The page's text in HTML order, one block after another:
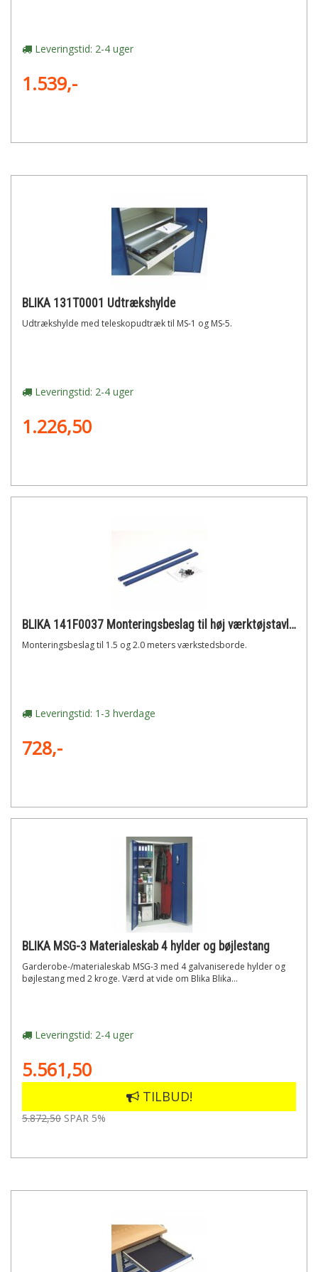
Leveringstid: 2-4 uger
1.539,-
BLIKA 131T0001 Udtrækshylde
Udtrækshylde med teleskopudtræk til MS-1 og MS-5.
Leveringstid: 2-4 uger
1.226,50
BLIKA 141F0037 Monteringsbeslag til høj værktøjstavle 940mm
Monteringsbeslag til 1.5 og 2.0 meters værkstedsborde.
Leveringstid: 1-3 hverdage
728,-
BLIKA MSG-3 Materialeskab 4 hylder og bøjlestang
Garderobe-/materialeskab MSG-3 med 4 galvaniserede hylder og
bøjlestang med 2 kroge. Værd at vide om Blika Blika...
Leveringstid: 2-4 uger
5.561,50
TILBUD!
5.872,50 SPAR 5%